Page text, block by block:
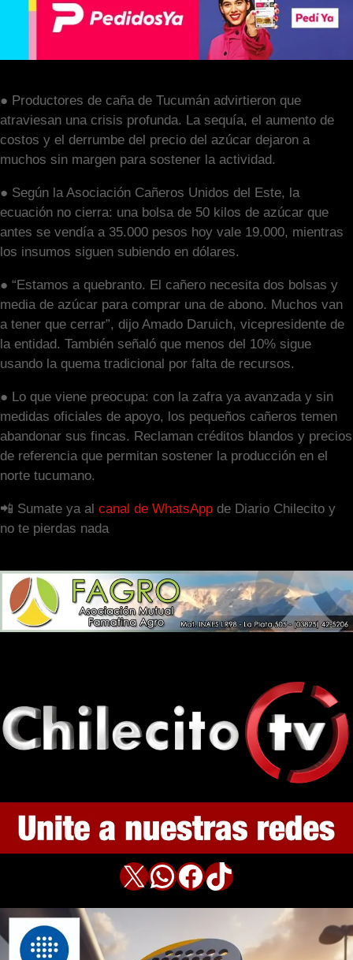
● Productores de caña de Tucumán advirtieron que
atraviesan una crisis profunda. La sequía, el aumento de
costos y el derrumbe del precio del azúcar dejaron a
muchos sin margen para sostener la actividad.
● Según la Asociación Cañeros Unidos del Este, la
ecuación no cierra: una bolsa de 50 kilos de azúcar que
antes se vendía a 35.000 pesos hoy vale 19.000, mientras
los insumos siguen subiendo en dólares.
● “Estamos a quebranto. El cañero necesita dos bolsas y
media de azúcar para comprar una de abono. Muchos van
a tener que cerrar”, dijo Amado Daruich, vicepresidente de
la entidad. También señaló que menos del 10% sigue
usando la quema tradicional por falta de recursos.
● Lo que viene preocupa: con la zafra ya avanzada y sin
medidas oficiales de apoyo, los pequeños cañeros temen
abandonar sus fincas. Reclaman créditos blandos y precios
de referencia que permitan sostener la producción en el
norte tucumano.
📲 Sumate ya al canal de WhatsApp de Diario Chilecito y
no te pierdas nada
X WhatsApp Facebook TikTok